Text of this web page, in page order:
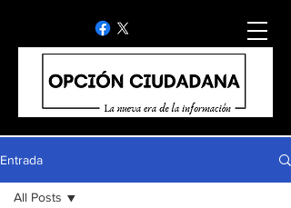
Entrada
All Posts